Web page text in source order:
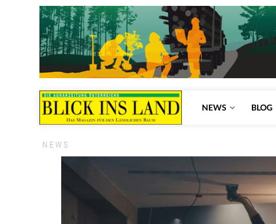
NEWS BLOG
NEWS